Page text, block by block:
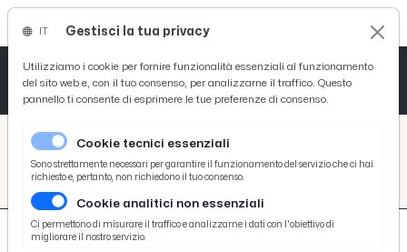
/ Picenotime
/ search
/
Gestisci la tua privacy
Utilizziamo i cookie per fornire funzionalità essenziali al funzionamento
del sito web e, con il tuo consenso, per analizzarne il traffico. Questo
pannello ti consente di esprimere le tue preferenze di consenso.
Cookie tecnici essenziali
Sono strettamente necessari per garantire il funzionamento del servizio che ci hai
richiesto e, pertanto, non richiedono il tuo consenso.
Cookie analitici non essenziali
Ci permettono di misurare il traffico e analizzarne i dati con l'obiettivo di
migliorare il nostro servizio.
Tutto News
Tutto Sport
Basket
Ciclismo
Tutto Curiosità